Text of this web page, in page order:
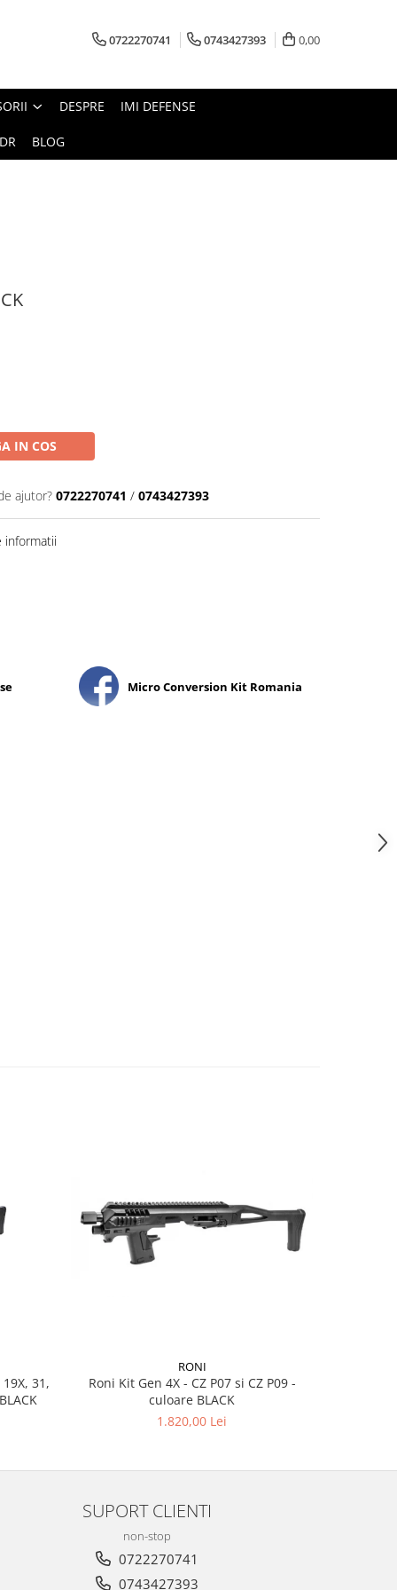
0722270741 0743427393 0,00
DESPRE IMI DEFENSE
BLOG
IN COS
ajutor? 0722270741 / 0743427393
informatii
Micro Conversion Kit Romania
31,
BLACK
RONI
Roni Kit Gen 4X - CZ P07 si CZ P09 -
culoare BLACK
1.820,00 Lei
SUPORT CLIENTI
non-stop
0722270741
0743427393